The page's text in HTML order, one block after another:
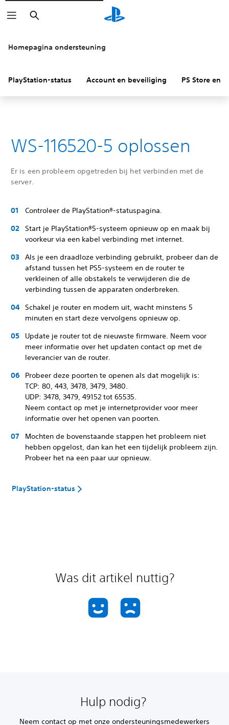
Zoeken
Homepagina ondersteuning
PlayStation-status Account en beveiliging PS Store en
WS-116520-5 oplossen
Er is een probleem opgetreden bij het verbinden met de
server.
Controleer de PlayStation®-statuspagina.
Start je PlayStation®5-systeem opnieuw op en maak bij
voorkeur via een kabel verbinding met internet.
Als je een draadloze verbinding gebruikt, probeer dan de
afstand tussen het PS5-systeem en de router te
verkleinen of alle obstakels te verwijderen die de
verbinding tussen de apparaten onderbreken.
Schakel je router en modem uit, wacht minstens 5
minuten en start deze vervolgens opnieuw op.
Update je router tot de nieuwste firmware. Neem voor
meer informatie over het updaten contact op met de
leverancier van de router.
Probeer deze poorten te openen als dat mogelijk is:
TCP: 80, 443, 3478, 3479, 3480.
UDP: 3478, 3479, 49152 tot 65535.
Neem contact op met je internetprovider voor meer
informatie over het openen van poorten.
Mochten de bovenstaande stappen het probleem niet
hebben opgelost, dan kan het een tijdelijk probleem zijn.
Probeer het na een paar uur opnieuw.
PlayStation-status
Was dit artikel nuttig?
Hulp nodig?
Neem contact op met onze ondersteuningsmedewerkers